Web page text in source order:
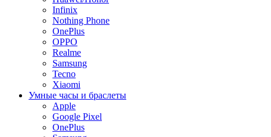
Infinix
Nothing Phone
OnePlus
OPPO
Realme
Samsung
Tecno
Xiaomi
Умные часы и браслеты
Apple
Google Pixel
OnePlus